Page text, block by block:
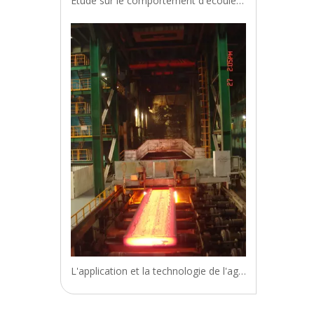
L'application et la technologie de l'agitateur électromagnétique en rouleau (EMS) de dalle à haute intensité magnétique pour la coulée continue